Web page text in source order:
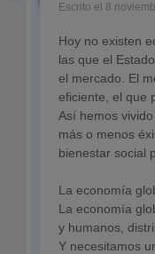
Escrito el 8
Hoy no existen
las que el
el mercado. El
eficiente, el que
Así hemos
más o menos
bienestar social
La economía
La economía
y humanos,
Y necesitamos